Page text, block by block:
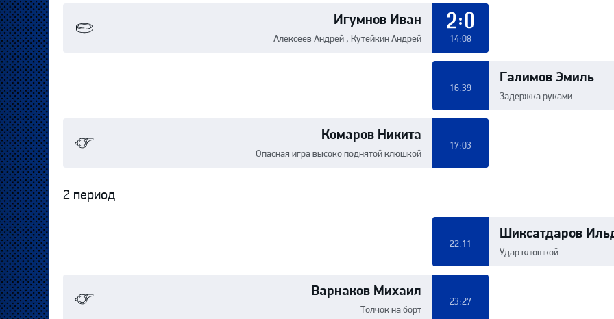
Игумнов Иван
Алексеев Андрей , Кутейкин Андрей
2:0
14:08
Галимов Эмиль
Задержка руками
16:39
Комаров Никита
Опасная игра высоко поднятой клюшкой
17:03
2 период
Шиксатдаров
Удар клюшкой
22:11
Варнаков Михаил
Толчок на борт
23:27